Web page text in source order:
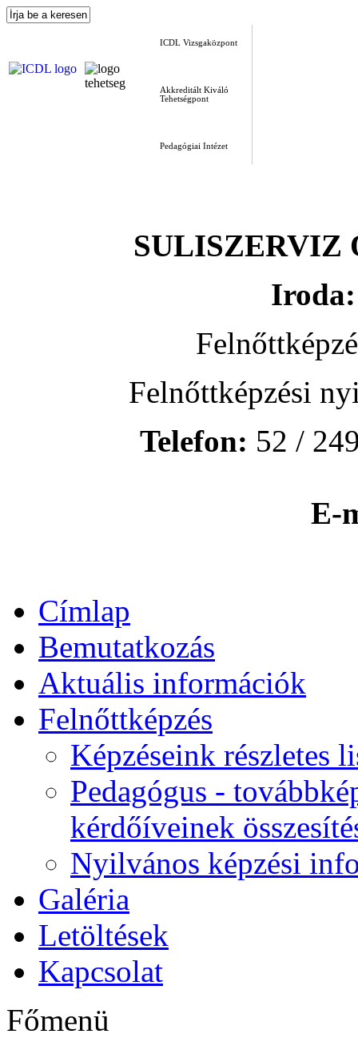
ICDL Vizsgaközpont
Akkreditált Kiváló
Tehetségpont
Pedagógiai Intézet
SULISZERVIZ
Iroda:
Felnőttképzési
Telefon: 52 /
E-
Címlap
Bemutatkozás
Aktuális információk
Felnőttképzés
Képzéseink részletes
Pedagógus -
kérdőíveinek
Nyilvános képzési
Galéria
Letöltések
Kapcsolat
Főmenü